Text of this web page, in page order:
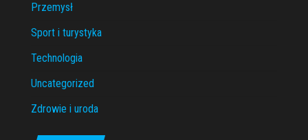
Przemysł
Sport i turystyka
Technologia
Uncategorized
Zdrowie i uroda